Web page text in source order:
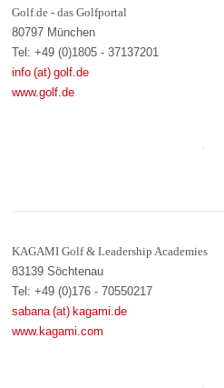
Golf.de - das Golfportal
80797 München
Tel: +49 (0)1805 - 37137201
info (at) golf.de
www.golf.de
KAGAMI Golf & Leadership Academies
83139 Söchtenau
Tel: +49 (0)176 - 70550217
sabana (at) kagami.de
www.kagami.com